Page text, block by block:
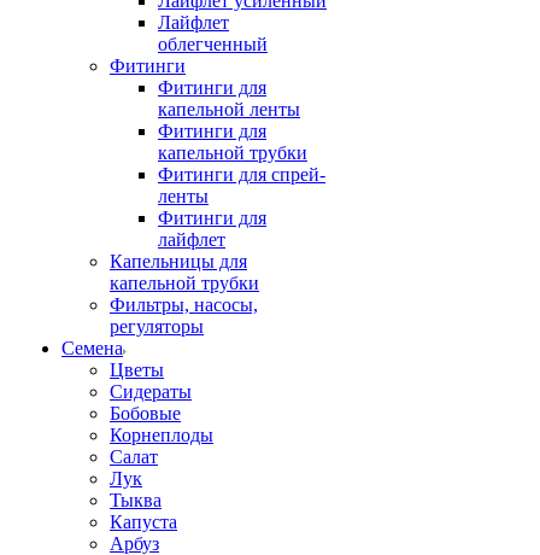
Лайфлет
облегченный
Фитинги
Фитинги для
капельной ленты
Фитинги для
капельной трубки
Фитинги для спрей-
ленты
Фитинги для
лайфлет
Капельницы для
капельной трубки
Фильтры, насосы,
регуляторы
Семена
Цветы
Сидераты
Бобовые
Корнеплоды
Салат
Лук
Тыква
Капуста
Арбуз